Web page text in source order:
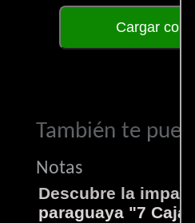
Cargar
También te
Notas
Descubre la
paraguaya "7 Cajas"